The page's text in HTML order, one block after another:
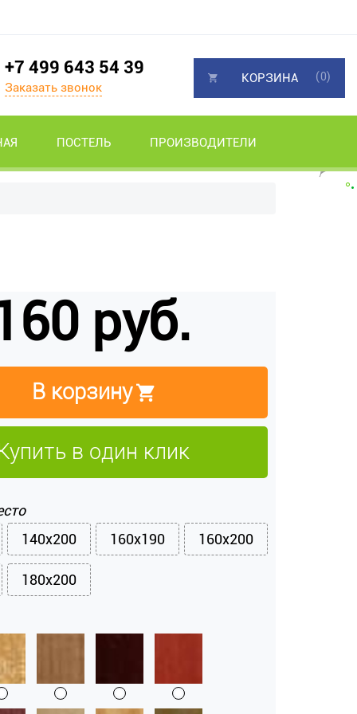
+7 499 643 54 39
Заказать звонок
ПОСТЕЛЬ ПРОИЗВОДИТЕЛИ
КОРЗИНА (0)
руб.
В корзину
в один клик
140x200
160x190 160x200
180x200